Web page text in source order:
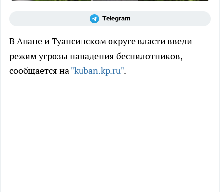
В Анапе и Туапсинском округе власти ввели
режим угрозы нападения беспилотников,
сообщается на"kuban.kp.ru".